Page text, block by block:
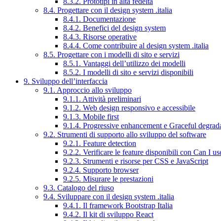
8.4. Progettare con il design system .italia
8.4.1. Documentazione
8.4.2. Benefici del design system
8.4.3. Risorse operative
8.4.4. Come contribuire al design system .italia
8.5. Progettare con i modelli di sito e servizi
8.5.1. Vantaggi dell’utilizzo dei modelli
8.5.2. I modelli di sito e servizi disponibili
9. Sviluppo dell’interfaccia
9.1. Approccio allo sviluppo
9.1.1. Attività preliminari
9.1.2. Web design responsivo e accessibile
9.1.3. Mobile first
9.1.4. Progressive enhancement e Graceful
9.2. Strumenti di supporto allo sviluppo del software
9.2.1. Feature detection
9.2.2. Verificare le feature disponibili con Can I
9.2.3. Strumenti e risorse per CSS e JavaScript
9.2.4. Supporto browser
9.2.5. Misurare le prestazioni
9.3. Catalogo del riuso
9.4. Sviluppare con il design system .italia
9.4.1. Il framework Bootstrap Italia
9.4.2. Il kit di sviluppo React